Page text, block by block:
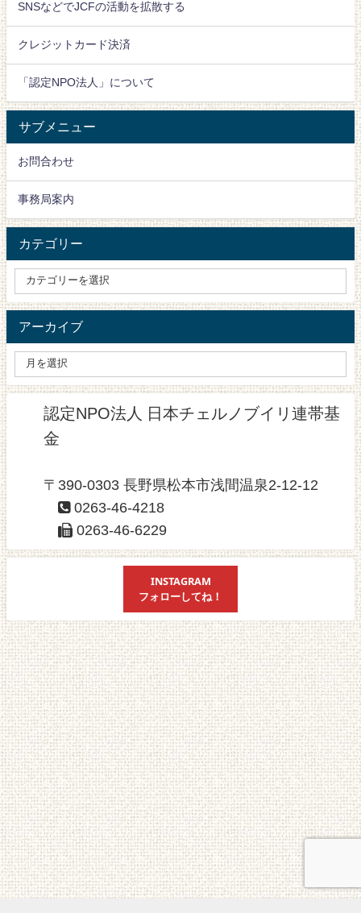
SNSなどでJCFの活動を拡散する
クレジットカード決済
「認定NPO法人」について
サブメニュー
お問合わせ
事務局案内
カテゴリー
アーカイブ
認定NPO法人 日本チェルノブイリ連帯基
金
〒390-0303 長野県松本市浅間温泉2-12-12
0263-46-4218
0263-46-6229
INSTAGRAM
フォローしてね！